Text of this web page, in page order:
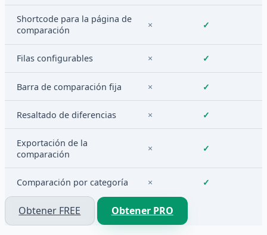
Shortcode para la página de
comparación
× ✓
Filas configurables × ✓
Barra de comparación fija × ✓
Resaltado de diferencias × ✓
Exportación de la
comparación
× ✓
Comparación por categoría × ✓
Obtener FREE Obtener PRO